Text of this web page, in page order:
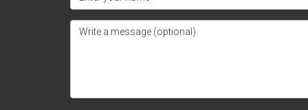
¿Puedo validar mis documentos sin
Sí, es posible hacerlo solo; sin embargo,